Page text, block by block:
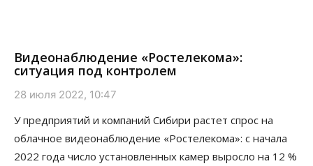
Видеонаблюдение «Ростелекома»:
ситуация под контролем
28 июля 2022, 10:47
У предприятий и компаний Сибири растет спрос на
облачное видеонаблюдение «Ростелекома»: с начала
2022 года число установленных камер выросло на 12 %